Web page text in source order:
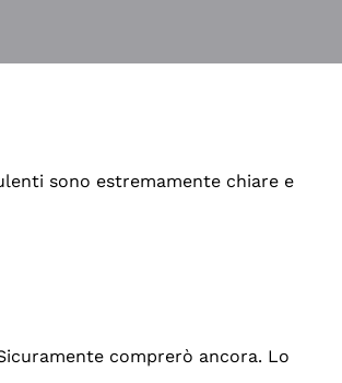
sono estremamente chiare e
comprerò ancora. Lo